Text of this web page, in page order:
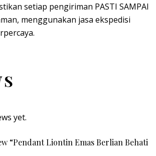
setiap pengiriman PASTI SAMPAI
menggunakan jasa ekspedisi
yet.
“Pendant Liontin Emas Berlian Behati